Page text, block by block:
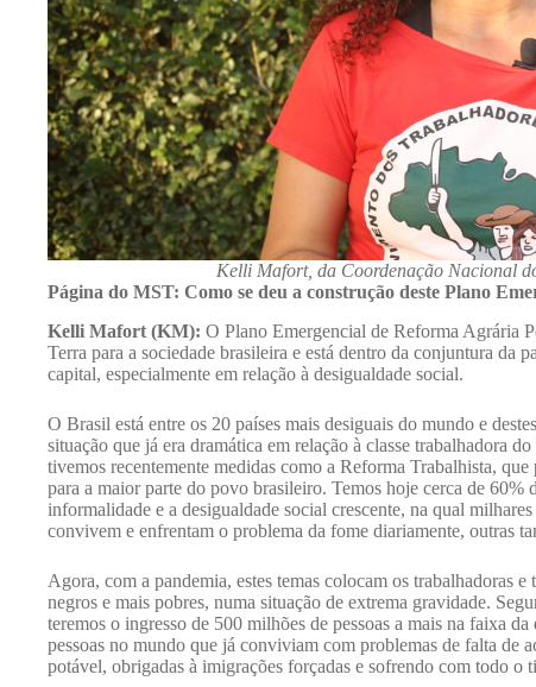
Kelli Mafort, da Coordenação Nacional
Página do MST: Como se deu a construção deste Plano
Kelli Mafort (KM): O Plano Emergencial de Reforma Agrária
Terra para a sociedade brasileira e está dentro da conjuntura da
capital, especialmente em relação à desigualdade social.
O Brasil está entre os 20 países mais desiguais do mundo e
situação que já era dramática em relação à classe trabalhadora
tivemos recentemente medidas como a Reforma Trabalhista,
para a maior parte do povo brasileiro. Temos hoje cerca de 60%
informalidade e a desigualdade social crescente, na qual
convivem e enfrentam o problema da fome diariamente, outras
Agora, com a pandemia, estes temas colocam os trabalhadoras
negros e mais pobres, numa situação de extrema gravidade.
teremos o ingresso de 500 milhões de pessoas a mais na faixa
pessoas no mundo que já conviviam com problemas de falta de
potável, obrigadas à imigrações forçadas e sofrendo com todo o